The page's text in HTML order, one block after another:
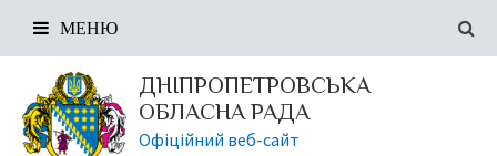
ДНІПРОПЕТРОВСЬКА
ОБЛАСНА РАДА
Офіційний веб-сайт
МЕНЮ